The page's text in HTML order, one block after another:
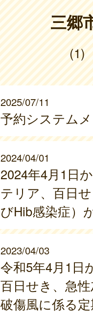
三郷
(1)
2025/07/11
予約システム
2024/04/01
2024年4月1日
テリア、百日
びHib感染症）
2023/04/03
令和5年4月1日
百日せき、急
破傷風に係る